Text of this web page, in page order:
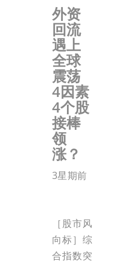
外资
回流
遇上
全球
震荡
4因素
4个股
接棒
领
涨？
3星期前
［股市风
向标］综
合指数突